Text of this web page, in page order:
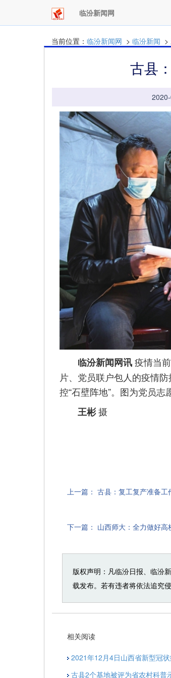
临汾新闻网
当前位置： 临汾新闻网 > 临汾新闻 >
古县
临汾新闻网讯疫情当
片、党员联户包人的疫情
控“石壁阵地”。图为党员志
王彬摄
上一篇： 古县：复工复产准备工
下一篇： 山西师大：全力做好
版权声明：凡临汾日报、临汾
载发布。若有违者将依法追究侵
相关阅读
2021年12月4日山西省新型冠
古县2个基地被评为省农村科普